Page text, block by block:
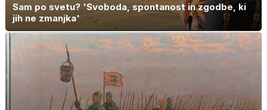
Sam po svetu? 'Svoboda, spontanost in zgodbe, ki
jih ne zmanjka'